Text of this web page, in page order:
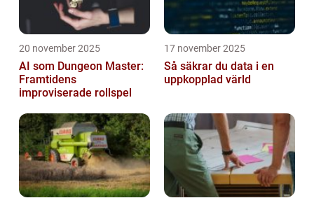
20 november 2025
AI som Dungeon Master:
Framtidens
improviserade rollspel
17 november 2025
Så säkrar du data i en
uppkopplad värld